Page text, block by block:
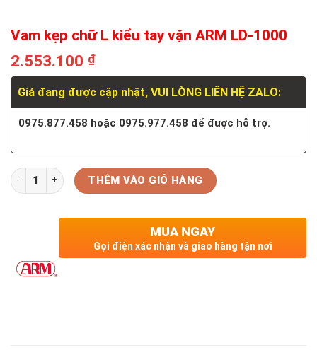
Vam kẹp chữ L kiểu tay vặn ARM LD-1000
2.553.100 ₫
Giá đang được cập nhật, VUI LÒNG LIÊN HỆ ZALO:
0975.877.458 hoặc 0975.977.458 để được hỗ trợ.
Số lượng THÊM VÀO GIỎ HÀNG
MUA NGAY
Gọi điện xác nhận và giao hàng tận nơi